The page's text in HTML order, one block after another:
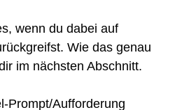
wenn du dabei auf
Wie das genau
im nächsten Abschnitt.